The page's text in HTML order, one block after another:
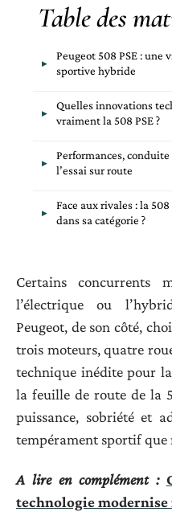
Table des
Peugeot 508 PSE : une
sportive hybride
Quelles innovations
vraiment la 508 PSE ?
Performances,
l’essai sur route
Face aux rivales : la
dans sa catégorie ?
Certains concurrents
l’électrique ou
Peugeot, de son côté,
trois moteurs, quatre
technique inédite pour
la feuille de route de la
puissance, sobriété et
tempérament sportif que
A lire en complément :
technologie